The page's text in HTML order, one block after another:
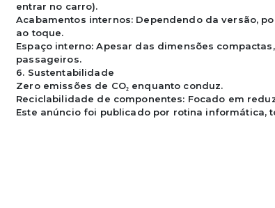
entrar no carro).
Acabamentos internos: Dependendo da versão,
ao toque.
Espaço interno: Apesar das dimensões
passageiros.
6. Sustentabilidade
Zero emissões de CO₂ enquanto conduz.
Reciclabilidade de componentes: Focado em
Este anúncio foi publicado por rotina